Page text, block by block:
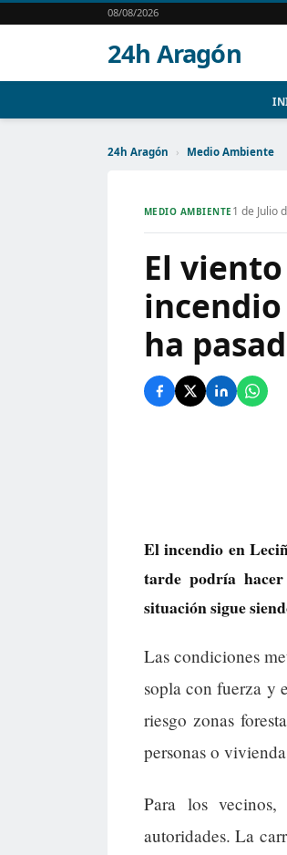
08/08/2026
24h Aragón
24h Aragón › Medio Ambiente
MEDIO AMBIENTE 1 de Julio
El
incendio
ha
El incendio en
tarde podría hacer
situación sigue
Las condiciones
sopla con fuerza y
riesgo zonas
personas o
Para los
autoridades. La